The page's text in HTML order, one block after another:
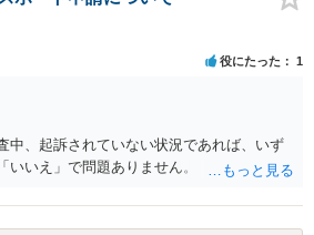
役にたった 1
中、起訴されていない状況であれば、いず
いえ」で問題ありません。